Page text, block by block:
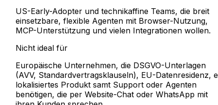
US-Early-Adopter und technikaffine Teams, die breit
einsetzbare, flexible Agenten mit Browser-Nutzung,
MCP-Unterstützung und vielen Integrationen wollen.
Nicht ideal für
Europäische Unternehmen, die DSGVO-Unterlagen
(AVV, Standardvertragsklauseln), EU-Datenresidenz,
lokalisiertes Produkt samt Support oder Agenten
benötigen, die per Website-Chat oder WhatsApp mit